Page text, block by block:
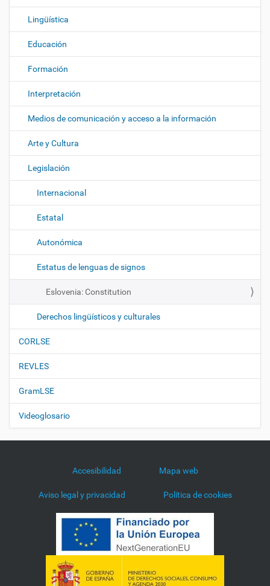
n
Lingüística
Educación
Formación
Interpretación
Medios de comunicación y acceso a la información
Arte y Cultura
Legislación
Internacional
Estatal
Autonómica
Estatus de lenguas de signos
Eslovenia: Constitution
Derechos lingüísticos y culturales
CORLSE
REVLES
GramLSE
Videoglosario
Accesibilidad Mapa web
Aviso legal y privacidad Política de cookies